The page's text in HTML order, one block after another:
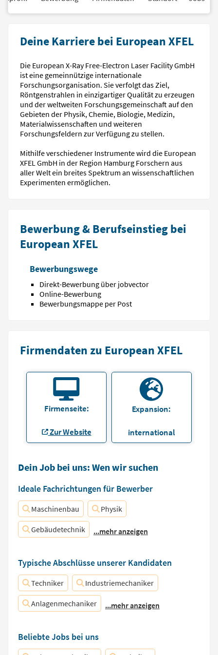
Deine Karriere bei European XFEL
Die European X-Ray Free-Electron Laser Facility GmbH
ist eine gemeinnützige internationale
Forschungsorganisation. Sie verfolgt das Ziel,
Röntgenstrahlen in einzigartiger Qualität zu erzeugen
und der weltweiten Forschungsgemeinschaft auf den
Gebieten der Physik, Chemie, Biologie, Medizin,
Materialwissenschaften und weiteren
Forschungsfeldern zur Verfügung zu stellen.
Mithilfe verschiedener Instrumente wird die European
XFEL GmbH in der Region Hamburg Forschern aus
aller Welt ein breites Spektrum an wissenschaftlichen
Experimenten ermöglichen.
Bewerbung & Berufseinstieg bei
European XFEL
Bewerbungswege
Direkt-Bewerbung über jobvector
Online-Bewerbung
Bewerbungsmappe per Post
Firmendaten zu European XFEL
Firmenseite:
Zur Website
Expansion:
international
Dein Job bei uns: Wen wir suchen
Ideale Fachrichtungen für Bewerber
Maschinenbau Physik
Gebäudetechnik ...mehr anzeigen
Typische Abschlüsse unserer Kandidaten
Techniker Industriemechaniker
Anlagenmechaniker ...mehr anzeigen
Beliebte Jobs bei uns